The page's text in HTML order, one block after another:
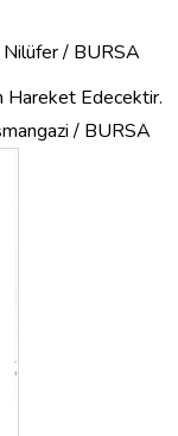
/ BURSA
Hareket Edecektir.
/ BURSA